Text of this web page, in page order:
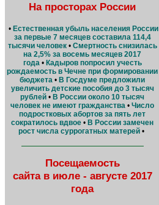
На просторах России
• Естественная убыль населения России
за первые 7 месяцев составила 114,4
тысячи человек•Смертность снизилась
на 2,5% за восемь месяцев 2017
года • Кадыров попросил учесть
рождаемость в Чечне при формировании
бюджета • В Госдуме предложили
увеличить детские пособия до 3 тысяч
рублей • В России около 10 тысяч
человек не имеют гражданства • Число
подростковых абортов за пять лет
сократилось вдвое • В России замечен
рост числа суррогатных матерей •
Посещаемость
сайта в июле - августе 2017
года